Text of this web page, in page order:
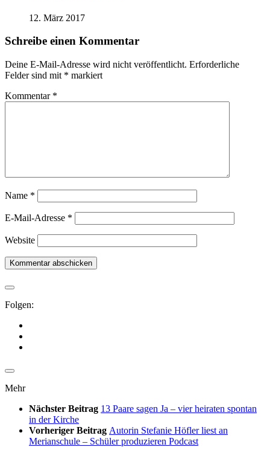
12. März 2017
Schreibe einen Kommentar
Deine E-Mail-Adresse wird nicht veröffentlicht. Erforderliche
Felder sind mit * markiert
Kommentar *
Name *
E-Mail-Adresse *
Website
Folgen:
Mehr
Nächster Beitrag 13 Paare sagen Ja – vier heiraten spontan
in der Kirche
Vorheriger Beitrag Autorin Stefanie Höfler liest an
Merianschule – Schüler produzieren Podcast